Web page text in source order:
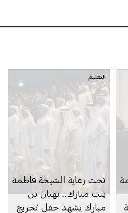
التعليم
تحت رعاية الشيخة فاطمة
بنت مبارك.. نهيان بن
مبارك يشهد حفل تخريج